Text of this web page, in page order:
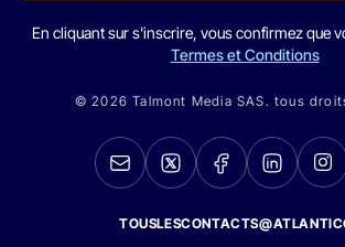
En cliquant sur s'inscrire, vous confirmez que
Termes et Conditions
© 2026 Talmont Media SAS. tous